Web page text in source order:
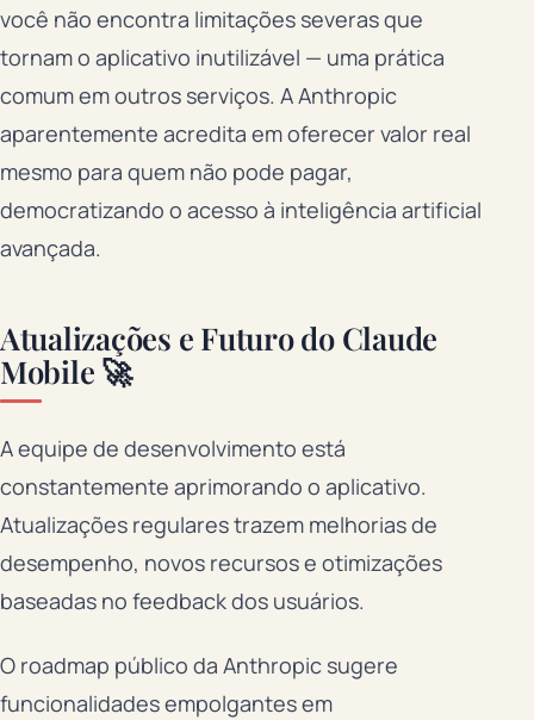
você não encontra limitações severas que
tornam o aplicativo inutilizável — uma prática
comum em outros serviços. A Anthropic
aparentemente acredita em oferecer valor real
mesmo para quem não pode pagar,
democratizando o acesso à inteligência artificial
avançada.
Atualizações e Futuro do Claude
Mobile 🚀
A equipe de desenvolvimento está
constantemente aprimorando o aplicativo.
Atualizações regulares trazem melhorias de
desempenho, novos recursos e otimizações
baseadas no feedback dos usuários.
O roadmap público da Anthropic sugere
funcionalidades empolgantes em